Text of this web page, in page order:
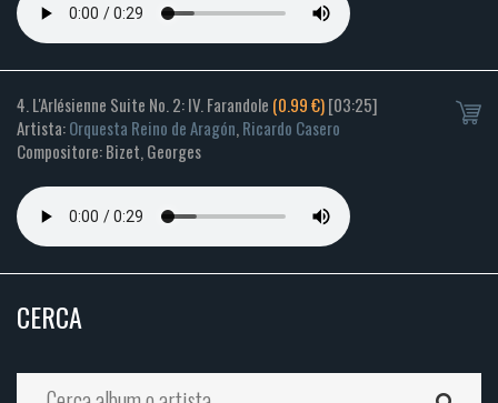
4. L'Arlésienne Suite No. 2: IV. Farandole (0.99 €)[03:25]
Artista:Orquesta Reino de Aragón,Ricardo Casero
Compositore: Bizet, Georges
CERCA